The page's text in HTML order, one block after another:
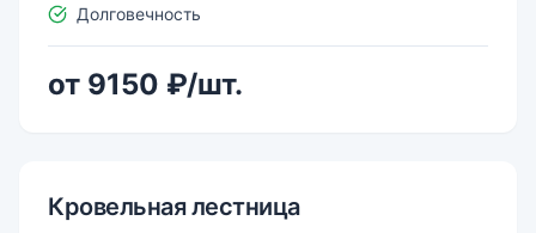
Долговечность
от 9150 ₽/шт.
Кровельная лестница